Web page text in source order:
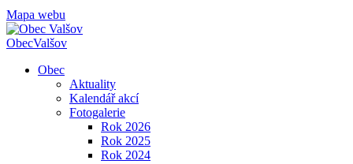
Mapa webu
ObecValšov
Obec
Aktuality
Kalendář akcí
Fotogalerie
Rok 2026
Rok 2025
Rok 2024